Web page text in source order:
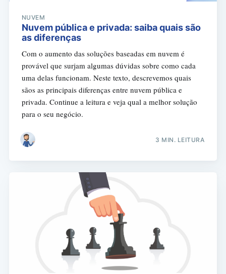
NUVEM
Nuvem pública e privada: saiba quais são
as diferenças
Com o aumento das soluções baseadas em nuvem é
provável que surjam algumas dúvidas sobre como cada
uma delas funcionam. Neste texto, descrevemos quais
sãos as principais diferenças entre nuvem pública e
privada. Continue a leitura e veja qual a melhor solução
para o seu negócio.
3 MIN. LEITURA